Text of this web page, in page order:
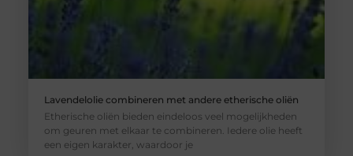
Lavendelolie combineren met andere etherische oliën
Etherische oliën bieden eindeloos veel mogelijkheden
om geuren met elkaar te combineren. Iedere olie heeft
een eigen karakter, waardoor je